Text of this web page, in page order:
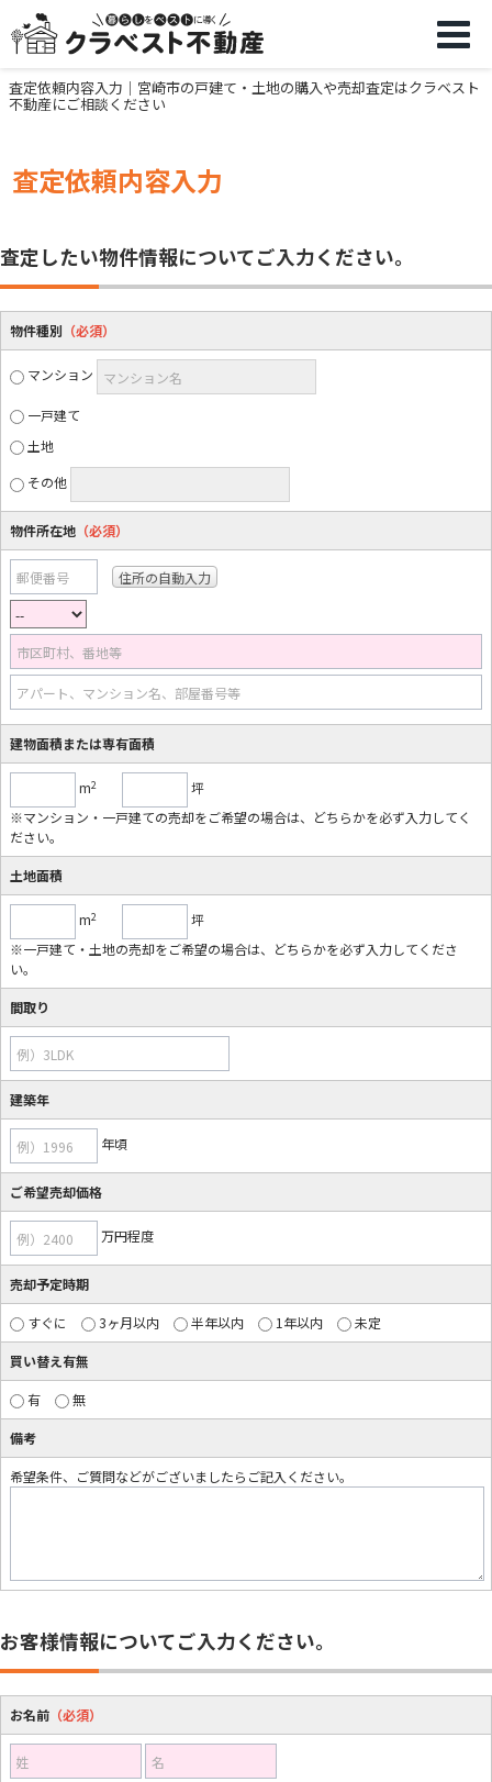
査定依頼内容入力｜宮崎市の戸建て・土地の購入や売却査定はクラベスト
不動産にご相談ください
査定依頼内容入力
査定したい物件情報についてご入力ください。
物件種別 （必須）
マンション
マンション名
一戸建て
土地
その他
物件所在地 （必須）
郵便番号
市区町村、番地等
アパート、マンション名、部屋番号等
建物面積または専有面積
m2
坪
※マンション・一戸建ての売却をご希望の場合は、どちらかを必ず入力してく
ださい。
土地面積
m2
坪
※一戸建て・土地の売却をご希望の場合は、どちらかを必ず入力してくださ
い。
間取り
例）3LDK
建築年
例）1996 年頃
ご希望売却価格
例）2400 万円程度
売却予定時期
すぐに 3ヶ月以内 半年以内 1年以内 未定
買い替え有無
有 無
備考
希望条件、ご質問などがございましたらご記入ください。
お客様情報についてご入力ください。
お名前 （必須）
姓 名